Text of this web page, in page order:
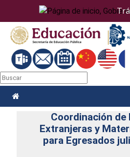
sitio
web
incluye
sistema
accesibilidad.
Coordinación de
Extranjeras y
para Egresados